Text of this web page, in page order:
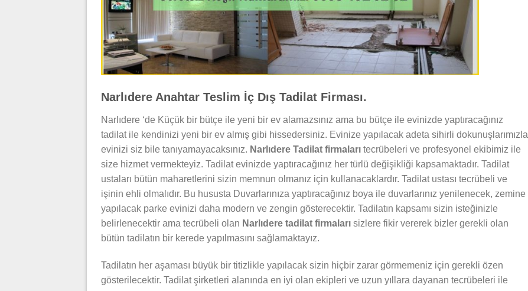
Narlıdere Anahtar Teslim İç Dış Tadilat Firması.
Narlıdere ‘de Küçük bir bütçe ile yeni bir ev alamazsınız ama bu bütçe ile evinizde yaptıracağınız
tadilat ile kendinizi yeni bir ev almış gibi hissedersiniz. Evinize yapılacak adeta sihirli dokunuşlarımızla
evinizi siz bile tanıyamayacaksınız. Narlıdere Tadilat firmaları tecrübeleri ve profesyonel ekibimiz ile
size hizmet vermekteyiz. Tadilat evinizde yaptıracağınız her türlü değişikliği kapsamaktadır. Tadilat
ustaları bütün maharetlerini sizin memnun olmanız için kullanacaklardır. Tadilat ustası tecrübeli ve
işinin ehli olmalıdır. Bu hususta Duvarlarınıza yaptıracağınız boya ile duvarlarınız yenilenecek, zemine
yapılacak parke evinizi daha modern ve zengin gösterecektir. Tadilatın kapsamı sizin isteğinizle
belirlenecektir ama tecrübeli olan Narlıdere tadilat firmaları sizlere fikir vererek bizler gerekli olan
bütün tadilatın bir kerede yapılmasını sağlamaktayız.
Tadilatın her aşaması büyük bir titizlikle yapılacak sizin hiçbir zarar görmemeniz için gerekli özen
gösterilecektir. Tadilat şirketleri alanında en iyi olan ekipleri ve uzun yıllara dayanan tecrübeleri ile